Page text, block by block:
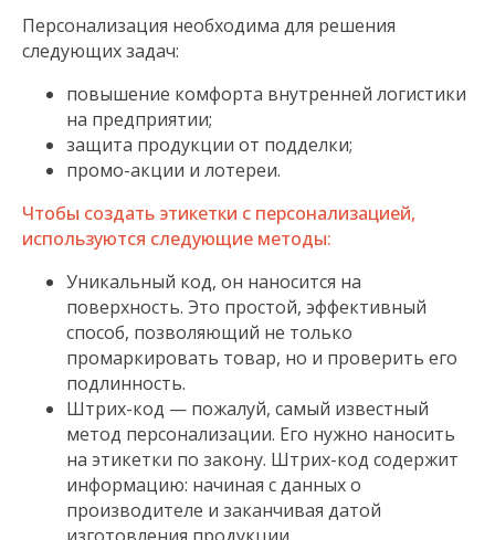
Персонализация необходима для решения
следующих задач:
повышение комфорта внутренней логистики
на предприятии;
защита продукции от подделки;
промо-акции и лотереи.
Чтобы создать этикетки с персонализацией,
используются следующие методы:
Уникальный код, он наносится на
поверхность. Это простой, эффективный
способ, позволяющий не только
промаркировать товар, но и проверить его
подлинность.
Штрих-код — пожалуй, самый известный
метод персонализации. Его нужно наносить
на этикетки по закону. Штрих-код содержит
информацию: начиная с данных о
производителе и заканчивая датой